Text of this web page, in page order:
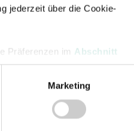
jederzeit über die Cookie-
Präferenzen im Abschnitt
anbieten zu können
Verwendung unserer
Marketing